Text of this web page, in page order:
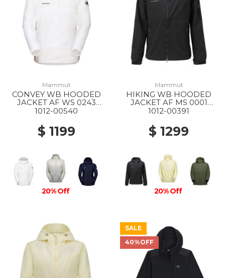
Mammut
CONVEY WB HOODED
JACKET AF WS 0243
WHITE
1012-00540
$ 1199
20% Off
Mammut
HIKING WB HOODED
JACKET AF MS 0001
BLACK
1012-00391
$ 1299
20% Off
SALE
40%OFF